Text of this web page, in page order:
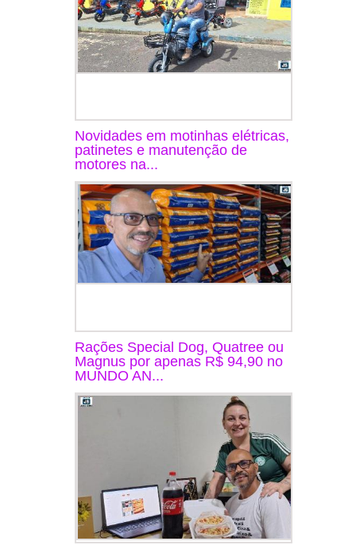
Novidades em motinhas elétricas,
patinetes e manutenção de
motores na...
Rações Special Dog, Quatree ou
Magnus por apenas R$ 94,90 no
MUNDO AN...